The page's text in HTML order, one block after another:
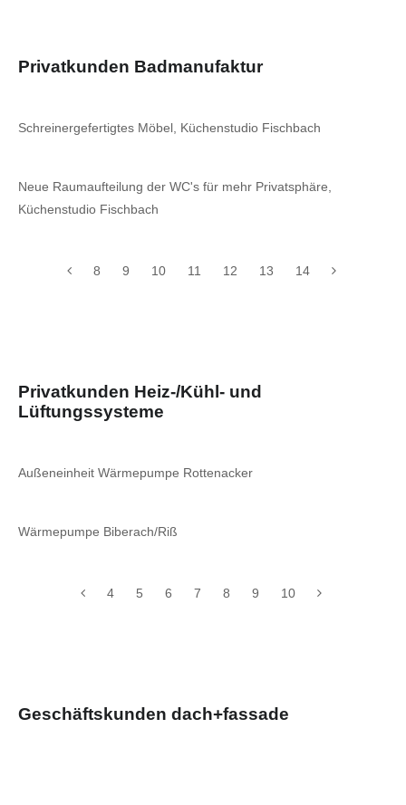
Privatkunden Badmanufaktur
Schreinergefertigtes Möbel, Küchenstudio Fischbach
Neue Raumaufteilung der WC's für mehr Privatsphäre,
Küchenstudio Fischbach
8 9 10 11 12 13 14
Privatkunden Heiz-/Kühl- und
Lüftungssysteme
Außeneinheit Wärmepumpe Rottenacker
Wärmepumpe Biberach/Riß
4 5 6 7 8 9 10
Geschäftskunden dach+fassade